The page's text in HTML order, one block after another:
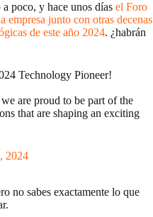
poco, y hace unos días el Foro
empresa junto con otras decenas
de este año 2024. ¿habrán
Technology Pioneer!
are proud to be part of the
that are shaping an exciting
2024
no sabes exactamente lo que